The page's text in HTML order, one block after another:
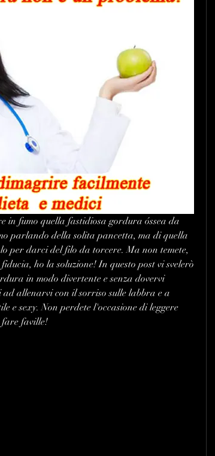
in fumo quella fastidiosa gordura óssea da
parlando della solita pancetta, ma di quella
per darci del filo da torcere. Ma non temete,
ho la soluzione! In questo post vi svelerò
in modo divertente e senza dovervi
allenarvi con il sorriso sulle labbra e a
e sexy. Non perdete l'occasione di leggere
faville!